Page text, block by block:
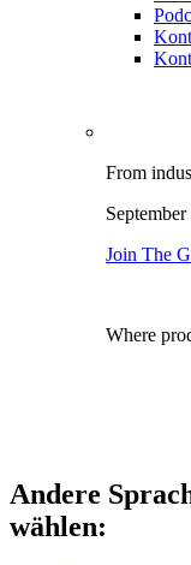
From
Join The
Where
Andere
wählen: